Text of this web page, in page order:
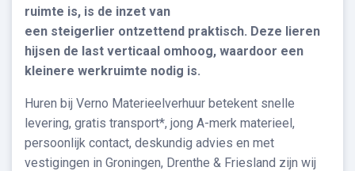
ruimte is, is de inzet van
een steigerlier ontzettend praktisch. Deze lieren
hijsen de last verticaal omhoog, waardoor een
kleinere werkruimte nodig is.
Huren bij Verno Materieelverhuur betekent snelle
levering, gratis transport*, jong A-merk materieel,
persoonlijk contact, deskundig advies en met
vestigingen in Groningen, Drenthe & Friesland zijn wij